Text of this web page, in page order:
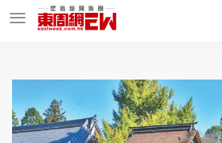
明星名人